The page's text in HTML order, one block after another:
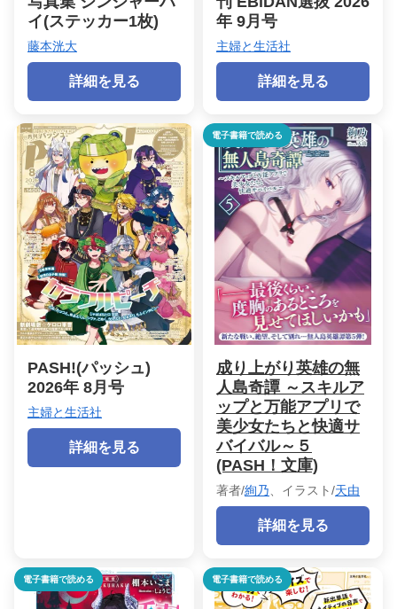
イ(ステッカー1枚)
藤本洸大
詳細を見る
年 9月号
主婦と生活社
詳細を見る
PASH!(パッシュ)
2026年 8月号
主婦と生活社
詳細を見る
電子書籍で読める
成り上がり英雄の無
人島奇譚 ～スキルア
ップと万能アプリで
美少女たちと快適サ
バイバル～５
(PASH！文庫)
著者/絢乃 、イラスト/天由
詳細を見る
電子書籍で読める 電子書籍で読める